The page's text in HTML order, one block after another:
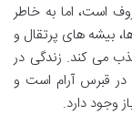
است، اما به خاطر
بیشه های پرتقال و
می کند. زندگی در
در قبرس آرام است و
وجود دارد.